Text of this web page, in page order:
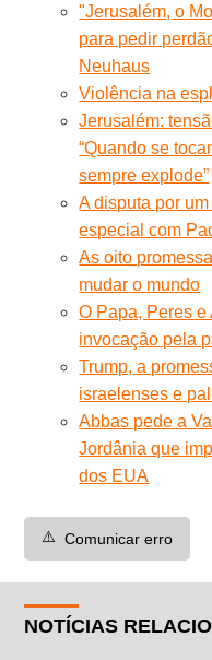
"Jerusalém, o
para pedir
Neuhaus
Violência na
Jerusalém:
“Quando se
sempre explode”
A disputa por
especial com
As oito
mudar o mundo
O Papa, Peres
invocação pela
Trump, a
israelenses e
Abbas pede a
Jordânia que
dos EUA
⚠️ Comunicar erro
NOTÍCIAS